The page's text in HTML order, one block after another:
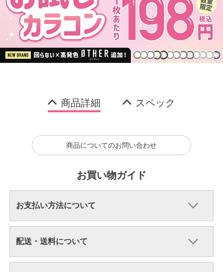
商品詳細 スペック
商品についてのお問い合わせ
お買い物ガイド
お支払い方法について
配送・送料について